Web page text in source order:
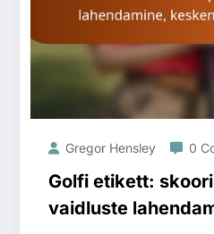
Gregor Hensley 0
Golfi etikett:
vaidluste